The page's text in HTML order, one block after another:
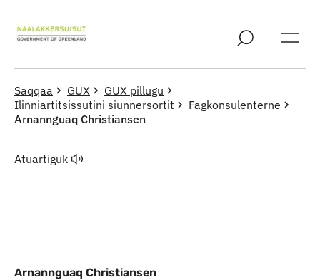
Saqqaa GUX
GUX pillugu
Ilinniartitsissutini siunnersortit
Fagkonsulenterne
Arnannguaq Christiansen
Atuartiguk
Arnannguaq Christiansen